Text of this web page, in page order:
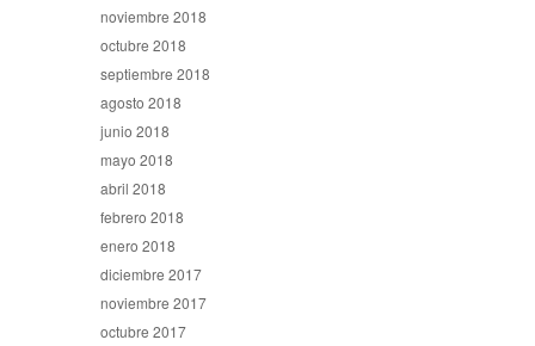
noviembre 2018
octubre 2018
septiembre 2018
agosto 2018
junio 2018
mayo 2018
abril 2018
febrero 2018
enero 2018
diciembre 2017
noviembre 2017
octubre 2017